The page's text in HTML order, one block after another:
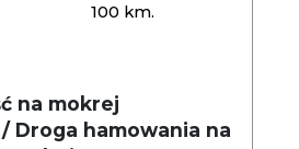
100 km.
na mokrej
Droga hamowania na